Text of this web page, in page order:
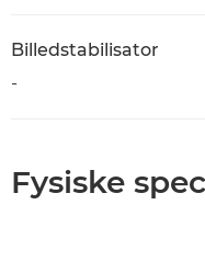
Billedstabilisator
-
Fysiske